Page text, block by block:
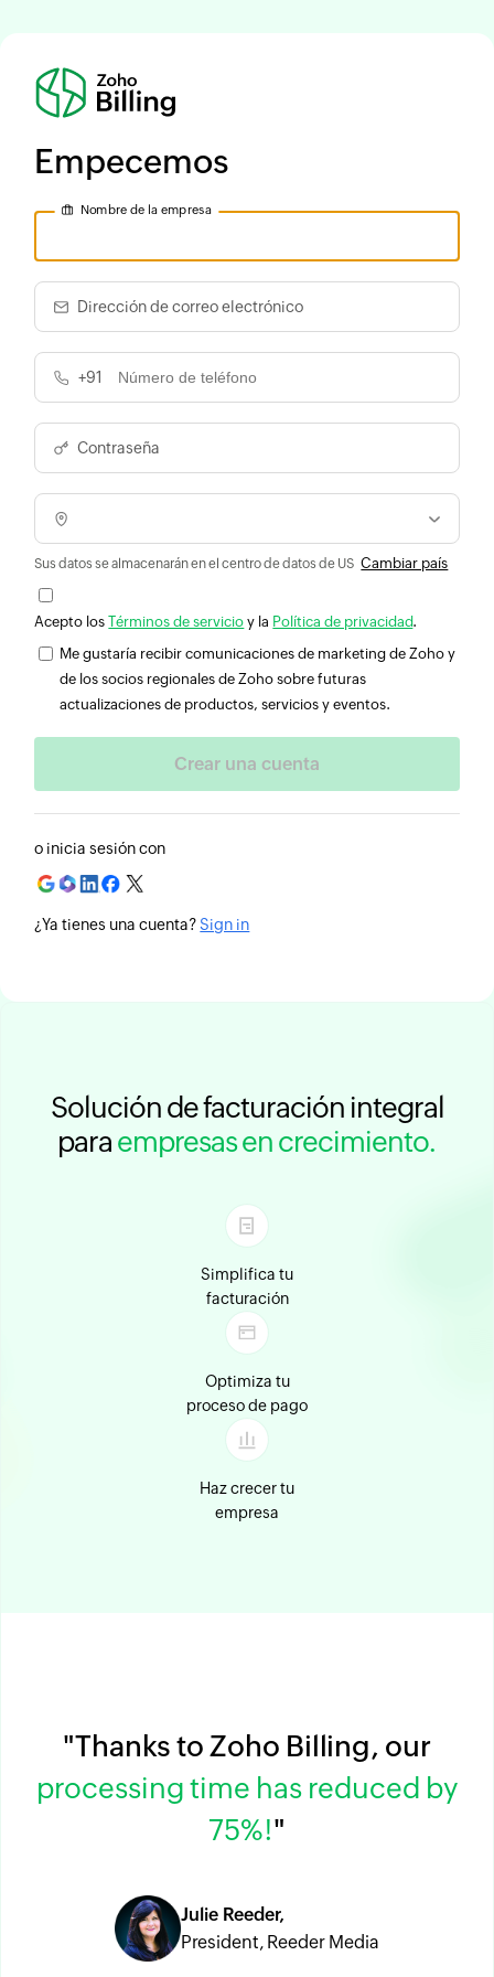
Solución de facturación integral
para empresas en crecimiento.
Simplifica tu
facturación
Optimiza tu
proceso de pago
Haz crecer tu
empresa
"Thanks to Zoho Billing, our
processing time has reduced by
75%!"
Julie Reeder,
President, Reeder Media
Empecemos
Nombre de la empresa
Dirección de correo electrónico
+91
Contraseña
Sus datos se almacenarán en el centro de datos de US Cambiar país
Acepto losTérminos de servicio y la Política de privacidad.
Me gustaría recibir comunicaciones de marketing de Zoho y
de los socios regionales de Zoho sobre futuras
actualizaciones de productos, servicios y eventos.
o inicia sesión con
¿Ya tienes una cuenta?Sign in